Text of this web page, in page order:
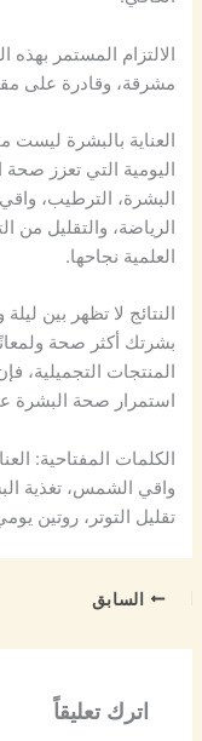
الالتزام المستمر
مشرقة، وقادرة على
العناية بالبشرة
اليومية التي تعزز
البشرة، الترطيب،
الرياضة، والتقليل من
العلمية نجاحها.
النتائج لا تظهر بين
بشرتك أكثر صحة
المنتجات التجميلية،
استمرار صحة البشرة
الكلمات المفتاحية:
واقي الشمس، تغذية
تقليل التوتر، روتين
السابق
اترك تعليقاً